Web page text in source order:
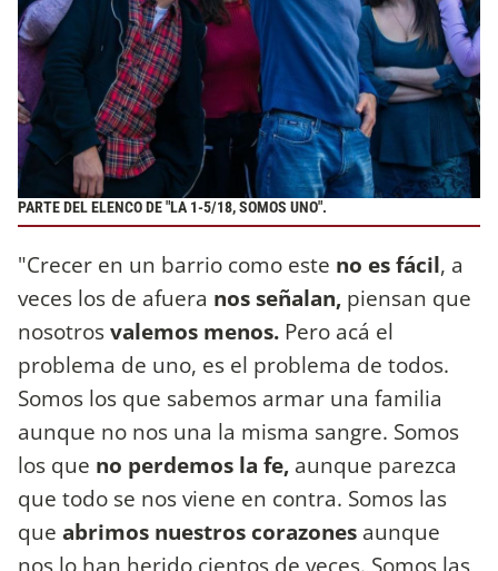
PARTE DEL ELENCO DE "LA 1-5/18, SOMOS UNO".
"Crecer en un barrio como este no es fácil, a
veces los de afuera nos señalan, piensan que
nosotrosvalemos menos. Pero acá el
problema de uno, es el problema de todos.
Somos los que sabemos armar una familia
aunque no nos una la misma sangre. Somos
los que no perdemos la fe, aunque parezca
que todo se nos viene en contra. Somos las
que abrimos nuestros corazones aunque
nos lo han herido cientos de veces. Somos las